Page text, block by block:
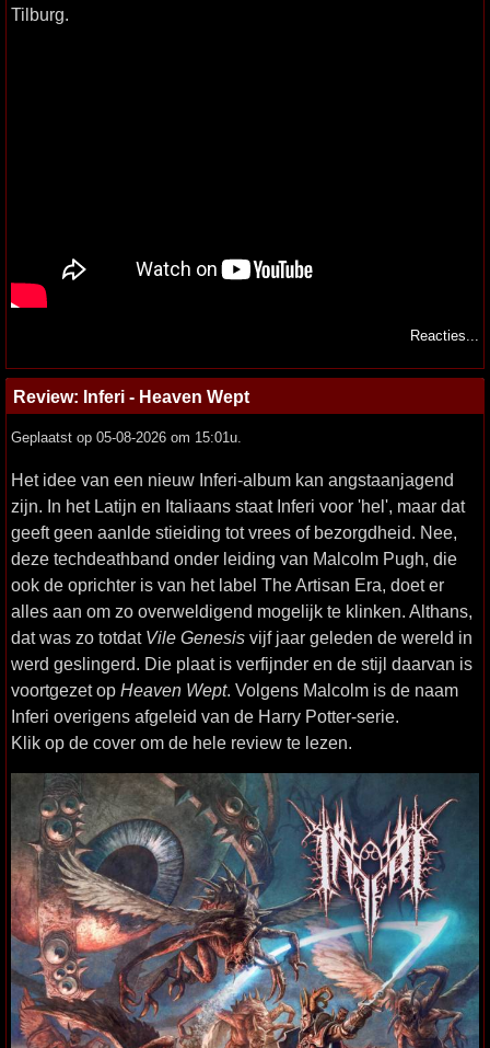
Tilburg.
Reacties...
Review: Inferi - Heaven Wept
Geplaatst op 05-08-2026 om 15:01u.
Het idee van een nieuw Inferi-album kan angstaanjagend
zijn. In het Latijn en Italiaans staat Inferi voor 'hel', maar dat
geeft geen aanlde stieiding tot vrees of bezorgdheid. Nee,
deze techdeathband onder leiding van Malcolm Pugh, die
ook de oprichter is van het label The Artisan Era, doet er
alles aan om zo overweldigend mogelijk te klinken. Althans,
dat was zo totdat Vile Genesis vijf jaar geleden de wereld in
werd geslingerd. Die plaat is verfijnder en de stijl daarvan is
voortgezet op Heaven Wept. Volgens Malcolm is de naam
Inferi overigens afgeleid van de Harry Potter-serie.
Klik op de cover om de hele review te lezen.